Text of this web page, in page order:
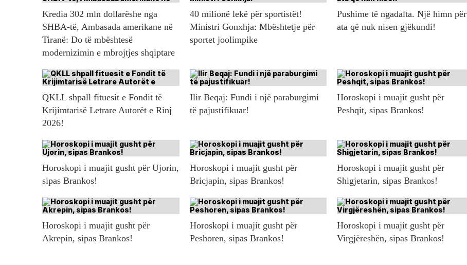
Kredia 302 mln dollarëshe nga
SHBA-të, Ambasada amerikane në
Tiranë: Do të mbështesë
modernizimin e mbrojtjes shqiptare
40 milionë lekë për sportistët!
Ministri Gonxhja: Mbështetje për
sportet joolimpike
Pushime të ngadalta. Një himn për
ata që nuk nisen gjëkundi!
QKLL shpall fituesit e Fondit të
Krijimtarisë Letrare Autorët e Rinj
2026!
Ilir Beqaj: Fundi i një paraburgimi
të pajustifikuar!
Horoskopi i muajit gusht për
Peshqit, sipas Brankos!
Horoskopi i muajit gusht për Ujorin,
sipas Brankos!
Horoskopi i muajit gusht për
Bricjapin, sipas Brankos!
Horoskopi i muajit gusht për
Shigjetarin, sipas Brankos!
Horoskopi i muajit gusht për
Akrepin, sipas Brankos!
Horoskopi i muajit gusht për
Peshoren, sipas Brankos!
Horoskopi i muajit gusht për
Virgjëreshën, sipas Brankos!